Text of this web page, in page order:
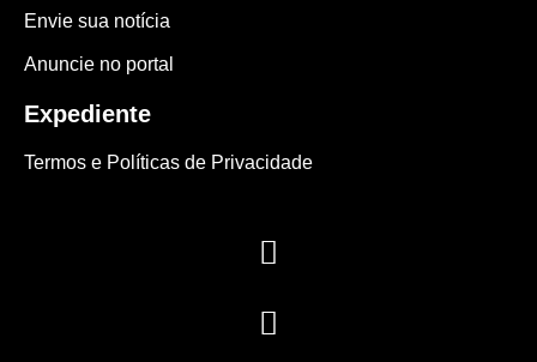
Envie sua notícia
Anuncie no portal
Expediente
Termos e Políticas de Privacidade